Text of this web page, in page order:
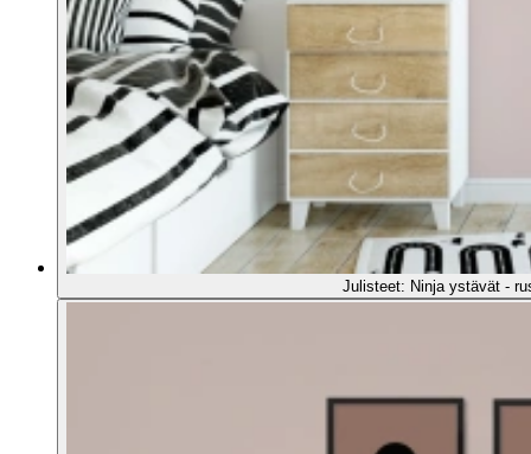
Julisteet: Ninja ystävät -